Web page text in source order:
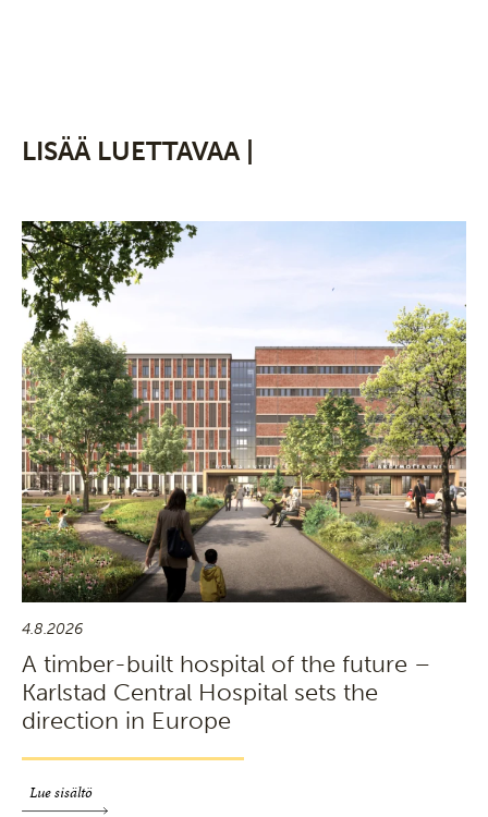
LISÄÄ LUETTAVAA |
4.8.2026
A timber-built hospital of the future –
Karlstad Central Hospital sets the
direction in Europe
Lue sisältö